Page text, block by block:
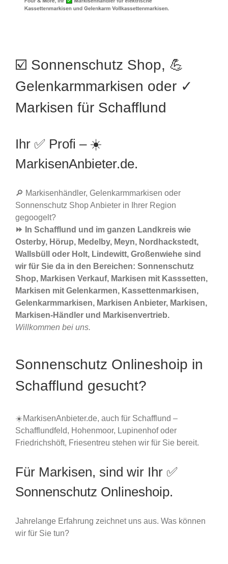
☑️ Sonnenschutz Shop, 💪
Gelenkarmmarkisen oder ✓
Markisen für Schafflund
Ihr ✅ Profi – ☀️
MarkisenAnbieter.de.
🔎 Markisenhändler, Gelenkarmmarkisen oder
Sonnenschutz Shop Anbieter in Ihrer Region
gegoogelt?
⏩ In Schafflund und im ganzen Landkreis wie
Osterby, Hörup, Medelby, Meyn, Nordhackstedt,
Wallsbüll oder Holt, Lindewitt, Großenwiehe sind
wir für Sie da in den Bereichen: Sonnenschutz
Shop, Markisen Verkauf, Markisen mit Kasssetten,
Markisen mit Gelenkarmen, Kassettenmarkisen,
Gelenkarmmarkisen, Markisen Anbieter, Markisen,
Markisen-Händler und Markisenvertrieb.
Willkommen bei uns.
Sonnenschutz Onlineshoip in
Schafflund gesucht?
☀️MarkisenAnbieter.de, auch für Schafflund –
Schafflundfeld, Hohenmoor, Lupinenhof oder
Friedrichshöft, Friesentreu stehen wir für Sie bereit.
Für Markisen, sind wir Ihr ✅
Sonnenschutz Onlineshoip.
Jahrelange Erfahrung zeichnet uns aus. Was können
wir für Sie tun?